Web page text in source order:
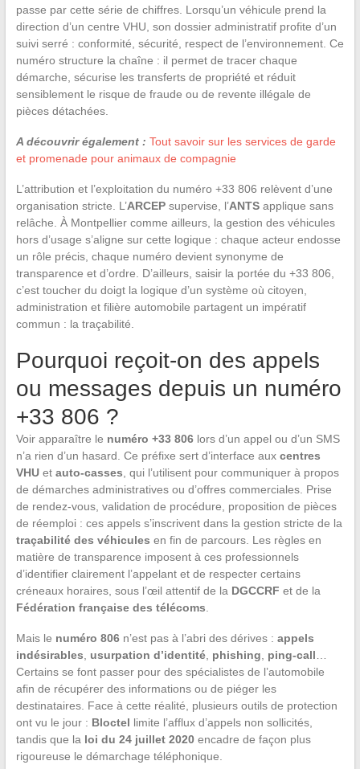
passe par cette série de chiffres. Lorsqu’un véhicule prend la
direction d’un centre VHU, son dossier administratif profite d’un
suivi serré : conformité, sécurité, respect de l’environnement. Ce
numéro structure la chaîne : il permet de tracer chaque
démarche, sécurise les transferts de propriété et réduit
sensiblement le risque de fraude ou de revente illégale de
pièces détachées.
A découvrir également : Tout savoir sur les services de garde
et promenade pour animaux de compagnie
L’attribution et l’exploitation du numéro +33 806 relèvent d’une
organisation stricte. L’ARCEPsupervise, l’ANTSapplique sans
relâche. À Montpellier comme ailleurs, la gestion des véhicules
hors d’usage s’aligne sur cette logique : chaque acteur endosse
un rôle précis, chaque numéro devient synonyme de
transparence et d’ordre. D’ailleurs, saisir la portée du +33 806,
c’est toucher du doigt la logique d’un système où citoyen,
administration et filière automobile partagent un impératif
commun : la traçabilité.
Pourquoi reçoit-on des appels
ou messages depuis un numéro
+33 806 ?
Voir apparaître le numéro +33 806lors d’un appel ou d’un SMS
n’a rien d’un hasard. Ce préfixe sert d’interface aux centres
VHUet auto-casses , qui l’utilisent pour communiquer à propos
de démarches administratives ou d’offres commerciales. Prise
de rendez-vous, validation de procédure, proposition de pièces
de réemploi : ces appels s’inscrivent dans la gestion stricte de la
traçabilité des véhicules en fin de parcours. Les règles en
matière de transparence imposent à ces professionnels
d’identifier clairement l’appelant et de respecter certains
créneaux horaires, sous l’œil attentif de la DGCCRF et de la
Fédération française des télécoms
Mais le numéro 806n’est pas à l’abri des dérives : appels
indésirables
usurpation d’identité, phishing ping-call
Certains se font passer pour des spécialistes de l’automobile
afin de récupérer des informations ou de piéger les
destinataires. Face à cette réalité, plusieurs outils de protection
ont vu le jour : Bloctel limite l’afflux d’appels non sollicités,
tandis que la loi du 24 juillet 2020encadre de façon plus
rigoureuse le démarchage téléphonique.